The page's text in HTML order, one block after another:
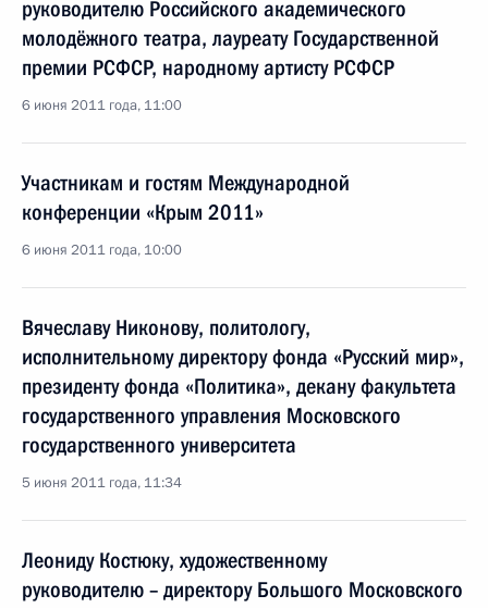
руководителю Российского академического
молодёжного театра, лауреату Государственной
премии РСФСР, народному артисту РСФСР
6 июня 2011 года, 11:00
Участникам и гостям Международной
конференции «Крым 2011»
6 июня 2011 года, 10:00
Вячеславу Никонову, политологу,
исполнительному директору фонда «Русский мир»,
президенту фонда «Политика», декану факультета
государственного управления Московского
государственного университета
5 июня 2011 года, 11:34
Леониду Костюку, художественному
руководителю – директору Большого Московского